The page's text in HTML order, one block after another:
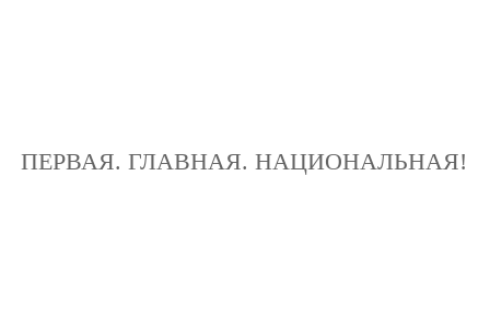
ПЕРВАЯ. ГЛАВНАЯ. НАЦИОНАЛЬНАЯ!